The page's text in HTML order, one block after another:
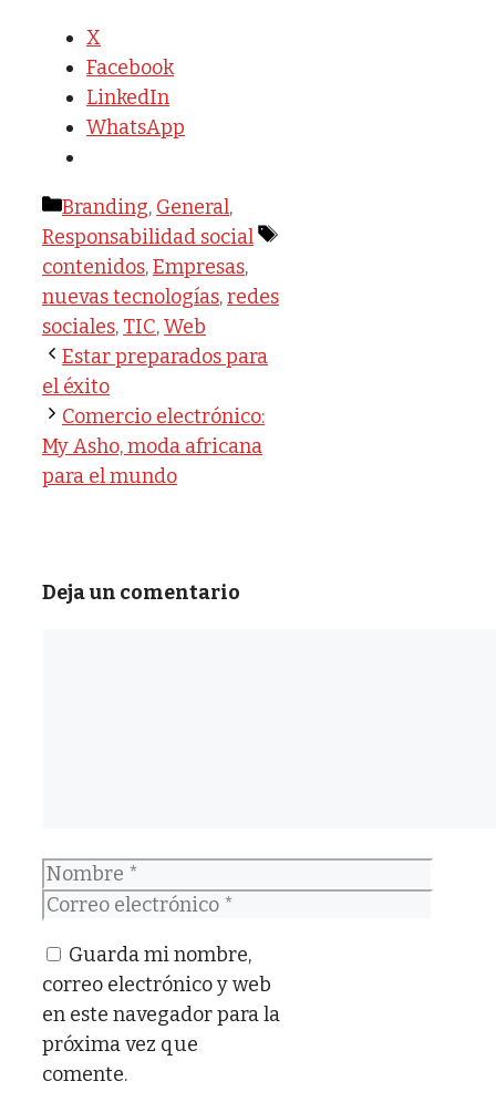
X
Facebook
LinkedIn
WhatsApp
Categorías
Branding, General,
Responsabilidad social
Etiquetas
contenidos,Empresas,
nuevas tecnologías,redes
sociales, TIC,Web
Estar preparados para
el éxito
Comercio electrónico:
My Asho, moda africana
para el mundo
Deja un comentario
Nombre
Correo
Guarda mi nombre,
correo electrónico y web
en este navegador para la
próxima vez que
comente.